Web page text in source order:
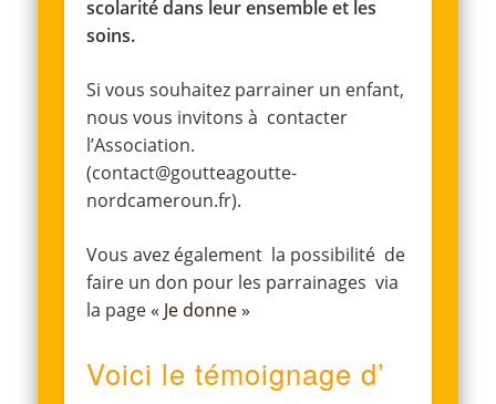
scolarité dans leur ensemble et les
soins.
Si vous souhaitez parrainer un enfant,
nous vous invitons à contacter
l’Association.
(contact@goutteagoutte-
nordcameroun.fr).
Vous avez également la possibilité de
faire un don pour les parrainages via
la page« Je donne »
Voici le témoignage d’